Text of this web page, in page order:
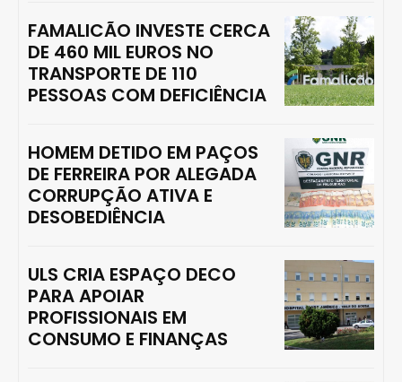
FAMALICÃO INVESTE CERCA
DE 460 MIL EUROS NO
TRANSPORTE DE 110
PESSOAS COM DEFICIÊNCIA
HOMEM DETIDO EM PAÇOS
DE FERREIRA POR ALEGADA
CORRUPÇÃO ATIVA E
DESOBEDIÊNCIA
ULS CRIA ESPAÇO DECO
PARA APOIAR
PROFISSIONAIS EM
CONSUMO E FINANÇAS